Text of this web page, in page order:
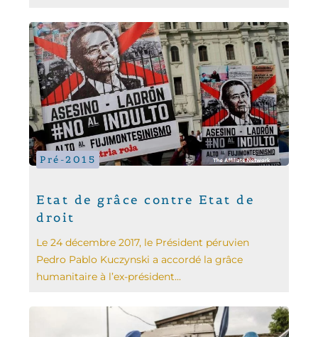
Pré-2015
Etat de grâce contre Etat de
droit
Le 24 décembre 2017, le Président péruvien
Pedro Pablo Kuczynski a accordé la grâce
humanitaire à l’ex-président...